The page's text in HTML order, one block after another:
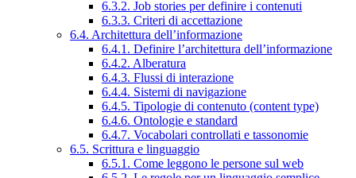
6.3.2. Job stories per definire i contenuti
6.3.3. Criteri di accettazione
6.4. Architettura dell’informazione
6.4.1. Definire l’architettura dell’informazione
6.4.2. Alberatura
6.4.3. Flussi di interazione
6.4.4. Sistemi di navigazione
6.4.5. Tipologie di contenuto (content type)
6.4.6. Ontologie e standard
6.4.7. Vocabolari controllati e tassonomie
6.5. Scrittura e linguaggio
6.5.1. Come leggono le persone sul web